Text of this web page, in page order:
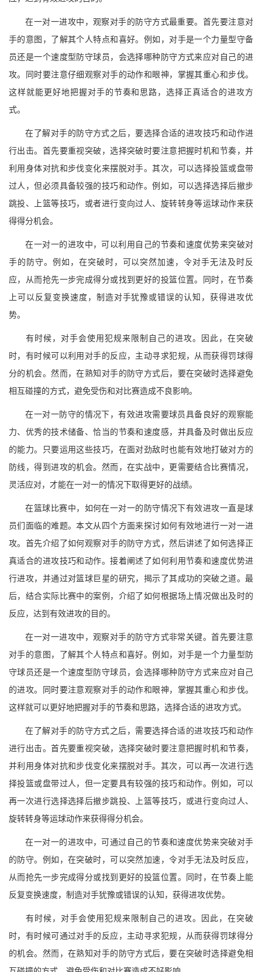
在一对一进攻中，观察对手的防守方式最重要。首先要注意对
手的意图，了解其个人特点和喜好。例如，对手是一个力量型守备
员还是一个速度型防守球员，会选择哪种防守方式来应对自己的进
攻。同时要注意仔细观察对手的动作和眼神，掌握其重心和步伐。
这样就能更好地把握对手的节奏和思路，选择正真适合的进攻方
式。
在了解对手的防守方式之后，要选择合适的进攻技巧和动作进
行出击。首先要重视突破，选择突破时要注意把握时机和节奏，并
利用身体对抗和步伐变化来摆脱对手。其次，可以选择投篮或盘带
过人，但必须具备较强的技巧和动作。例如，可以选择选择后撤步
跳投、上篮等技巧，或者进行变向过人、旋转转身等运球动作来获
得得分机会。
在一对一的进攻中，可以利用自己的节奏和速度优势来突破对
手的防守。例如，在突破时，可以突然加速，令对手无法及时反
应，从而抢先一步完成得分或找到更好的投篮位置。同时，在节奏
上可以反复变换速度，制造对手犹豫或错误的认知，获得进攻优
势。
有时候，对手会使用犯规来限制自己的进攻。因此，在突破
时，有时候可以利用对手的反应，主动寻求犯规，从而获得罚球得
分的机会。然而，在熟知对手的防守方式后，要在突破时选择避免
相互碰撞的方式，避免受伤和对比赛造成不良影响。
在一对一防守的情况下，有效进攻需要球员具备良好的观察能
力、优秀的技术储备、恰当的节奏和速度感，并具备及时做出反应
的能力。只要运用这些技巧，在面对劲敌时也能有效地打破对方的
防线，得到进攻的机会。然而，在实战中，更需要结合比赛情况，
灵活应对，才能在一对一的情况下取得更好的战绩。
在篮球比赛中，如何在一对一的防守情况下有效进攻一直是球
员们面临的难题。本文从四个方面来探讨如何有效地进行一对一进
攻。首先介绍了如何观察对手的防守方式，然后讲述了如何选择正
真适合的进攻技巧和动作。接着阐述了如何利用节奏和速度优势进
行进攻，并通过对篮球巨星的研究，揭示了其成功的突破之道。最
后，结合实际比赛中的案例，介绍了如何根据场上情况做出及时的
反应，达到有效进攻的目的。
在一对一进攻中，观察对手的防守方式非常关键。首先要注意
对手的意图，了解其个人特点和喜好。例如，对手是一个力量型防
守球员还是一个速度型防守球员，会选择哪种防守方式来应对自己
的进攻。同时要注意观察对手的动作和眼神，掌握其重心和步伐。
这样就可以更好地把握对手的节奏和思路，选择合适的进攻方式。
在了解对手的防守方式之后，需要选择合适的进攻技巧和动作
进行出击。首先要重视突破，选择突破时要注意把握时机和节奏，
并利用身体对抗和步伐变化来摆脱对手。其次，可以再一次进行选
择投篮或盘带过人，但一定要具有较强的技巧和动作。例如，可以
再一次进行选择选择后撤步跳投、上篮等技巧，或进行变向过人、
旋转转身等运球动作来获得得分机会。
在一对一的进攻中，可通过自己的节奏和速度优势来突破对手
的防守。例如，在突破时，可以突然加速，令对手无法及时反应，
从而抢先一步完成得分或找到更好的投篮位置。同时，在节奏上能
反复变换速度，制造对手犹豫或错误的认知，获得进攻优势。
有时候，对手会使用犯规来限制自己的进攻。因此，在突破
时，有时候可通过对手的反应，主动寻求犯规，从而获得罚球得分
的机会。然而，在熟知对手的防守方式后，要在突破时选择避免相